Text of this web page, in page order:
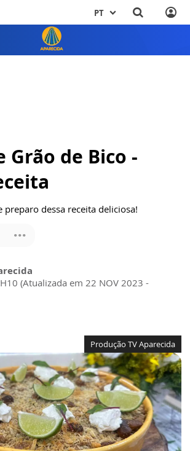
PT
Grão de Bico -
preparo dessa receita deliciosa!
(Atualizada em 22 NOV 2023 -
Produção TV Aparecida